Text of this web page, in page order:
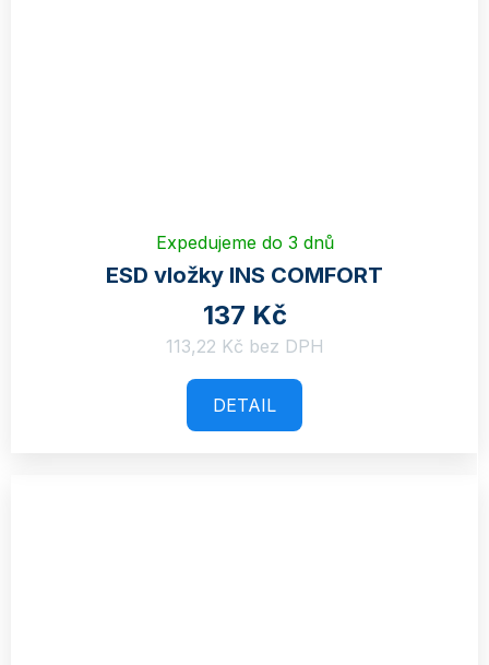
Expedujeme do 3 dnů
ESD vložky INS COMFORT
137 Kč
113,22 Kč bez DPH
DETAIL